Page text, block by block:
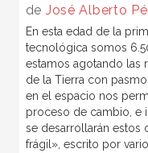
de José Alberto
En esta edad de la
tecnológica somos
estamos agotando las
de la Tierra con
en el espacio nos
proceso de cambio, e
se desarrollarán estos
frágil», escrito por